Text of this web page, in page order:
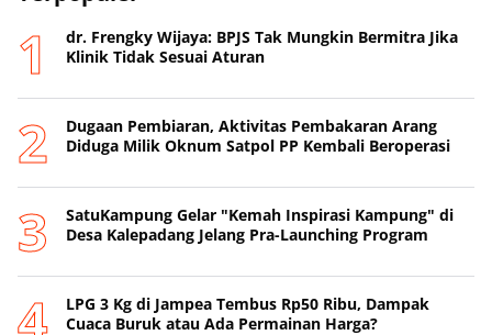
dr. Frengky Wijaya: BPJS Tak Mungkin Bermitra Jika
Klinik Tidak Sesuai Aturan
Dugaan Pembiaran, Aktivitas Pembakaran Arang
Diduga Milik Oknum Satpol PP Kembali Beroperasi
SatuKampung Gelar "Kemah Inspirasi Kampung" di
Desa Kalepadang Jelang Pra-Launching Program
‎LPG 3 Kg di Jampea Tembus Rp50 Ribu, Dampak
Cuaca Buruk atau Ada Permainan Harga? ‎